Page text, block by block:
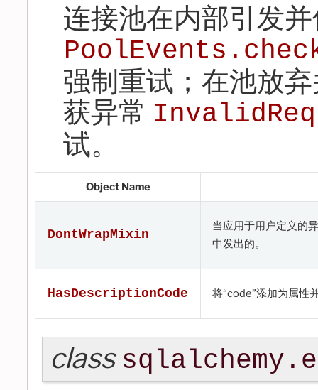
连接池在内部引发
强制重试；在池放
获异常
试。
Object Name
DontWrapMixin
当应用于用户定义的
中发出的。
HasDescriptionCode 将“code”添加为属性
class